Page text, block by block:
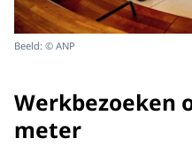
Beeld: © ANP
Werkbezoeken
meter